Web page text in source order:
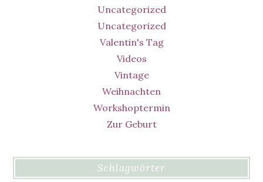
Uncategorized
Uncategorized
Valentin's Tag
Videos
Vintage
Weihnachten
Workshoptermin
Zur Geburt
Schlagwörter